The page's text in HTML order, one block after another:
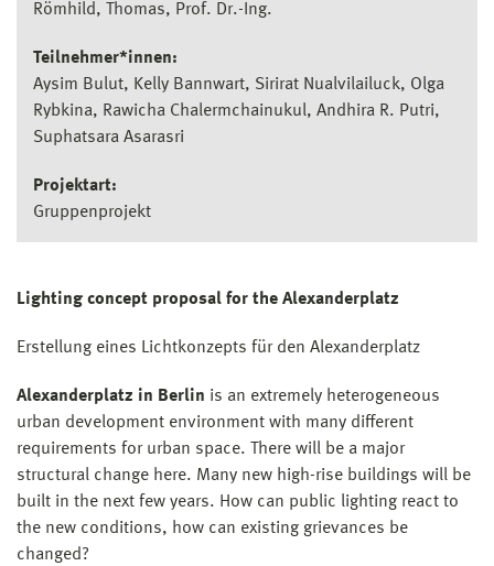
Römhild, Thomas, Prof. Dr.-Ing.
Teilnehmer*innen:
Aysim Bulut, Kelly Bannwart, Sirirat Nualvilailuck, Olga
Rybkina, Rawicha Chalermchainukul, Andhira R. Putri,
Suphatsara Asarasri
Projektart:
Gruppenprojekt
Lighting concept proposal for the Alexanderplatz
Erstellung eines Lichtkonzepts für den Alexanderplatz
Alexanderplatz in Berlin is an extremely heterogeneous
urban development environment with many different
requirements for urban space. There will be a major
structural change here. Many new high-rise buildings will be
built in the next few years. How can public lighting react to
the new conditions, how can existing grievances be
changed?